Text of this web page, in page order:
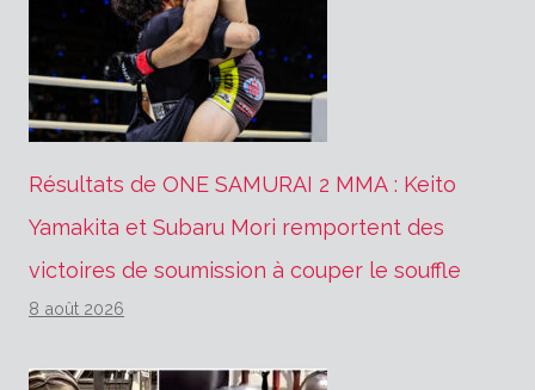
Résultats de ONE SAMURAI 2 MMA : Keito
Yamakita et Subaru Mori remportent des
victoires de soumission à couper le souffle
8 août 2026